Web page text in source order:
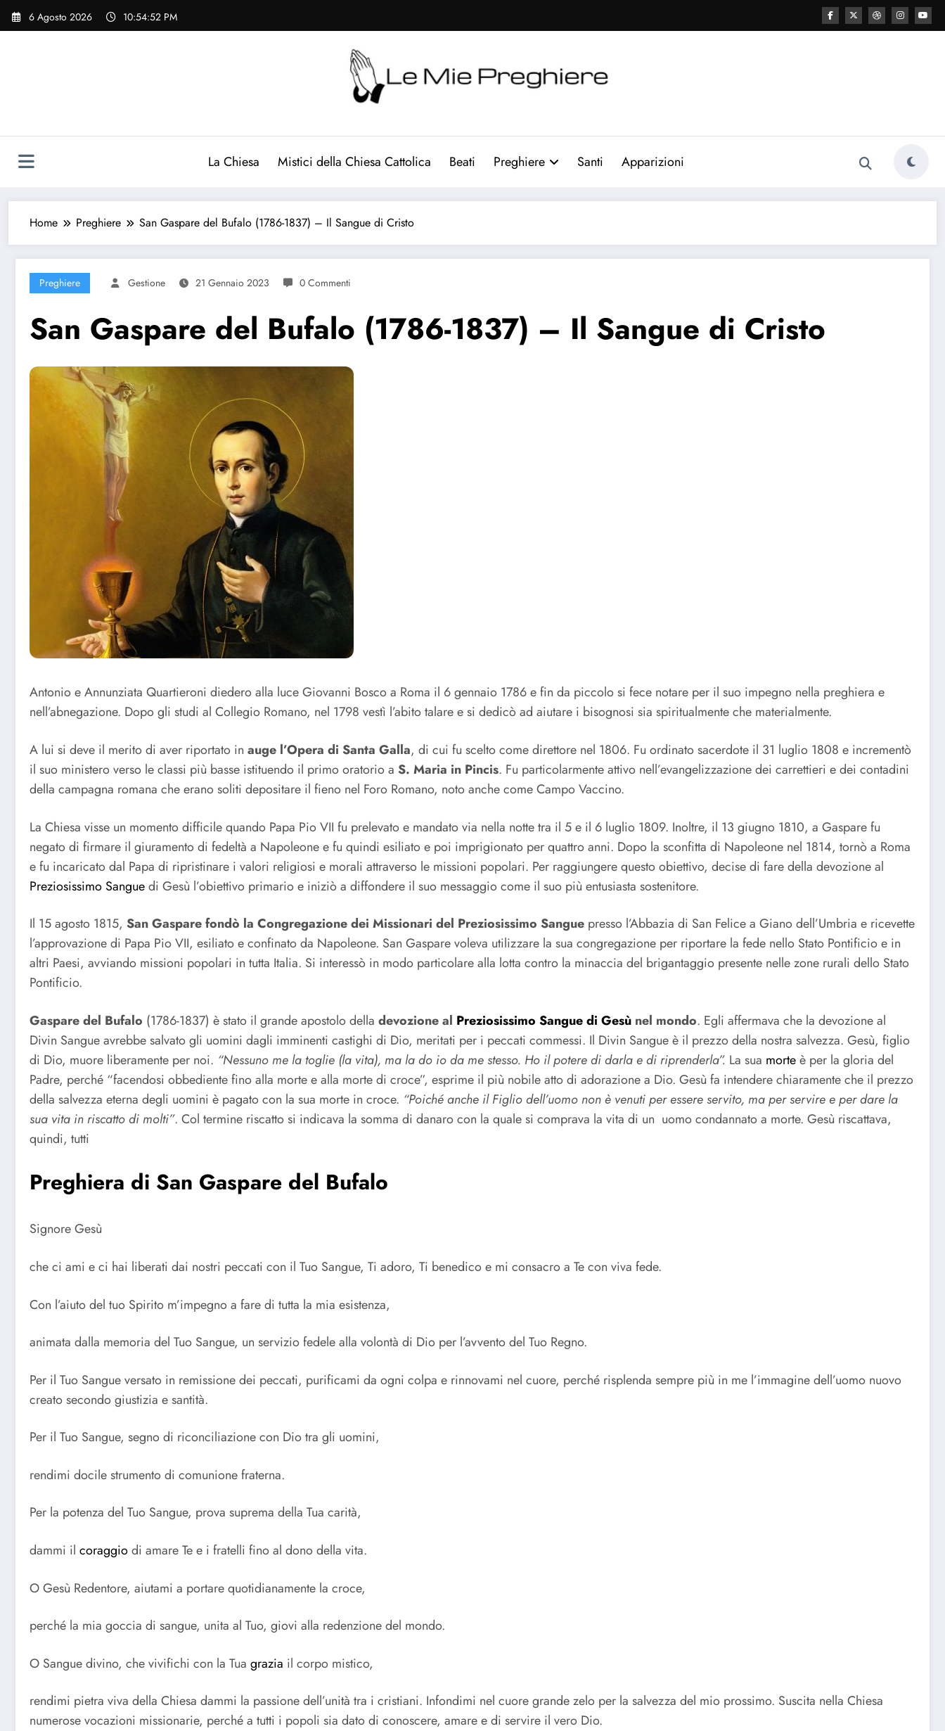
Vai
6 Agosto 2026 10:54:52 PM
Le Mie Preghiere
La Chiesa
Mistici della Chiesa Cattolica Beati Preghiere Santi Apparizioni
Home Preghiere San Gaspare del Bufalo (1786-1837) – Il Sangue di Cristo
Preghiere Gestione 21 Gennaio 2023 0 Commenti
San Gaspare del Bufalo (1786-1837) – Il Sangue di Cristo
Antonio e Annunziata Quartieroni diedero alla luce Giovanni Bosco a Roma il 6 gennaio 1786 e fin da piccolo si fece notare per il suo impegno nella preghiera e
nell’abnegazione. Dopo gli studi al Collegio Romano, nel 1798 vestì l’abito talare e si dedicò ad aiutare i bisognosi sia spiritualmente che materialmente.
A lui si deve il merito di aver riportato in auge l’Opera di Santa Galla, di cui fu scelto come direttore nel 1806. Fu ordinato sacerdote il 31 luglio 1808 e incrementò
il suo ministero verso le classi più basse istituendo il primo oratorio a S. Maria in Pincis. Fu particolarmente attivo nell’evangelizzazione dei carrettieri e dei contadini
della campagna romana che erano soliti depositare il fieno nel Foro Romano, noto anche come Campo Vaccino.
La Chiesa visse un momento difficile quando Papa Pio VII fu prelevato e mandato via nella notte tra il 5 e il 6 luglio 1809. Inoltre, il 13 giugno 1810, a Gaspare fu
negato di firmare il giuramento di fedeltà a Napoleone e fu quindi esiliato e poi imprigionato per quattro anni. Dopo la sconfitta di Napoleone nel 1814, tornò a Roma
e fu incaricato dal Papa di ripristinare i valori religiosi e morali attraverso le missioni popolari. Per raggiungere questo obiettivo, decise di fare della devozione al
Preziosissimo Sanguedi Gesù l’obiettivo primario e iniziò a diffondere il suo messaggio come il suo più entusiasta sostenitore.
Il 15 agosto 1815, San Gaspare fondò la Congregazione dei Missionari del Preziosissimo Sangue presso l’Abbazia di San Felice a Giano dell’Umbria e ricevette
l’approvazione di Papa Pio VII, esiliato e confinato da Napoleone. San Gaspare voleva utilizzare la sua congregazione per riportare la fede nello Stato Pontificio e in
altri Paesi, avviando missioni popolari in tutta Italia. Si interessò in modo particolare alla lotta contro la minaccia del brigantaggio presente nelle zone rurali dello Stato
Pontificio.
Gaspare del Bufalo (1786-1837) è stato il grande apostolo della devozione al Preziosissimo Sangue di Gesù nel mondo. Egli affermava che la devozione al
Divin Sangue avrebbe salvato gli uomini dagli imminenti castighi di Dio, meritati per i peccati commessi. Il Divin Sangue è il prezzo della nostra salvezza. Gesù, figlio
di Dio, muore liberamente per noi. “Nessuno me la toglie (la vita), ma la do io da me stesso. Ho il potere di darla e di riprenderla”. La sua morteè per la gloria del
Padre, perché “facendosi obbediente fino alla morte e alla morte di croce”, esprime il più nobile atto di adorazione a Dio. Gesù fa intendere chiaramente che il prezzo
della salvezza eterna degli uomini è pagato con la sua morte in croce. “Poiché anche il Figlio dell’uomo non è venuti per essere servito, ma per servire e per dare la
sua vita in riscatto di molti”. Col termine riscatto si indicava la somma di danaro con la quale si comprava la vita di un uomo condannato a morte. Gesù riscattava,
quindi, tutti
Preghiera di San Gaspare del Bufalo
Signore Gesù
che ci ami e ci hai liberati dai nostri peccati con il Tuo Sangue, Ti adoro, Ti benedico e mi consacro a Te con viva fede.
Con l’aiuto del tuo Spirito m’impegno a fare di tutta la mia esistenza,
animata dalla memoria del Tuo Sangue, un servizio fedele alla volontà di Dio per l’avvento del Tuo Regno.
Per il Tuo Sangue versato in remissione dei peccati, purificami da ogni colpa e rinnovami nel cuore, perché risplenda sempre più in me l’immagine dell’uomo nuovo
creato secondo giustizia e santità.
Per il Tuo Sangue, segno di riconciliazione con Dio tra gli uomini,
rendimi docile strumento di comunione fraterna.
Per la potenza del Tuo Sangue, prova suprema della Tua carità,
dammi il coraggiodi amare Te e i fratelli fino al dono della vita.
O Gesù Redentore, aiutami a portare quotidianamente la croce,
perché la mia goccia di sangue, unita al Tuo, giovi alla redenzione del mondo.
O Sangue divino, che vivifichi con la Tua grazia il corpo mistico,
rendimi pietra viva della Chiesa dammi la passione dell’unità tra i cristiani. Infondimi nel cuore grande zelo per la salvezza del mio prossimo. Suscita nella Chiesa
numerose vocazioni missionarie, perché a tutti i popoli sia dato di conoscere, amare e di servire il vero Dio.